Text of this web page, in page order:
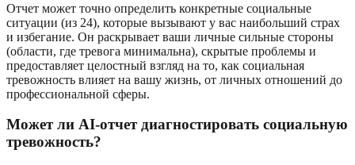
Отчет может точно определить конкретные социальные
ситуации (из 24), которые вызывают у вас наибольший страх
и избегание. Он раскрывает ваши личные сильные стороны
(области, где тревога минимальна), скрытые проблемы и
предоставляет целостный взгляд на то, как социальная
тревожность влияет на вашу жизнь, от личных отношений до
профессиональной сферы.
Может ли AI-отчет диагностировать социальную
тревожность?